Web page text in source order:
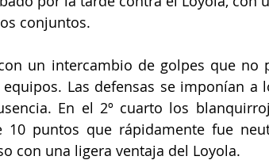
conjuntos.
un intercambio de golpes que no
Las defensas se imponían a
En el 2º cuarto los
10 puntos que rápidamente fue
con una ligera ventaja del Loyola.